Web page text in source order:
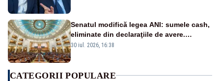
Senatul modifică legea ANI: sumele cash,
eliminate din declaraţiile de avere.
Amendament cu impact posibil asupra lui
30 iul. 2026, 16:38
CATEGORII POPULARE